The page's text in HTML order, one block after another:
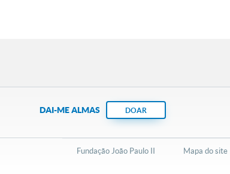
DAI-ME ALMAS DOAR
Fundação João Paulo II Mapa do site